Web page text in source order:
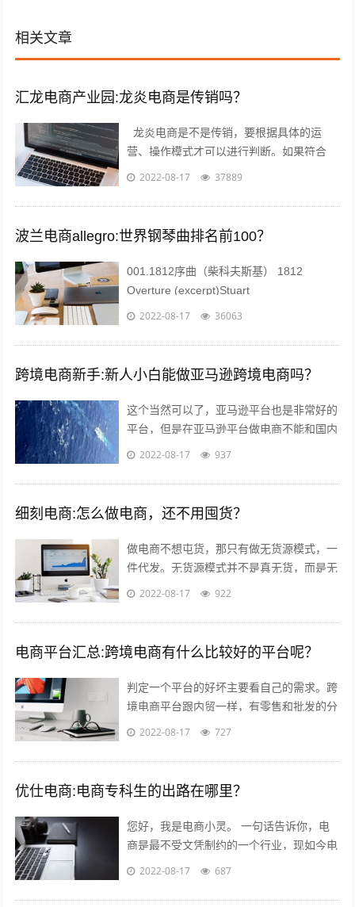
相关文章
汇龙电商产业园:龙炎电商是传销吗？
龙炎电商是不是传销，要根据具体的运
营、操作模式才可以进行判断。如果符合
《禁止传销条例》第二条、第七条所规定的
传...
2022-08-17 37889
波兰电商allegro:世界钢琴曲排名前100？
001.1812序曲（柴科夫斯基） 1812
Overture (excerpt)Stuart
Challender;Sydney Symphony...
2022-08-17 36063
跨境电商新手:新人小白能做亚马逊跨境电商吗？
这个当然可以了，亚马逊平台也是非常好的
平台，但是在亚马逊平台做电商不能和国内
做电商似的刷单，这样会给你带来巨大的损
2022-08-17 937
细刻电商:怎么做电商，还不用囤货？
做电商不想屯货，那只有做无货源模式，一
件代发。无货源模式并不是真无货，而是无
需自己屯货。到货源网去采集，用一件代发
2022-08-17 922
电商平台汇总:跨境电商有什么比较好的平台呢？
判定一个平台的好坏主要看自己的需求。跨
境电商平台跟内贸一样，有零售和批发的分
别。如果您是个人卖家，那么零售还是批发
2022-08-17 727
优仕电商:电商专科生的出路在哪里？
您好，我是电商小灵。 一句话告诉你，电
商是最不受文凭制约的一个行业，现如今电
商行业的优秀从业人员，70%都是草莽出
2022-08-17 687